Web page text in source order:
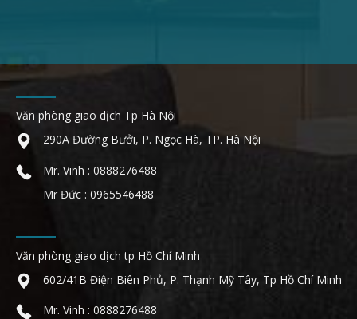
Văn phòng giao dịch Tp Hà Nội
290A Đường Bưởi, P. Ngọc Hà, TP. Hà Nội
Mr. Vinh : 0888276488
Mr Đức : 0965546488
Văn phòng giao dịch tp Hồ Chí Minh
602/41B Điện Biên Phủ, P. Thạnh Mỹ Tây, Tp Hồ Chí Minh
Mr. Vinh : 0888276488